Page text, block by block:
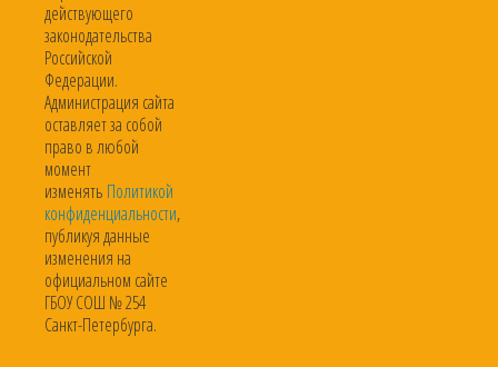
действующего
законодательства
Российской
Федерации.
Администрация сайта
оставляет за собой
право в любой
момент
изменять Политикой
конфиденциальности,
публикуя данные
изменения на
официальном сайте
ГБОУ СОШ № 254
Санкт-Петербурга.